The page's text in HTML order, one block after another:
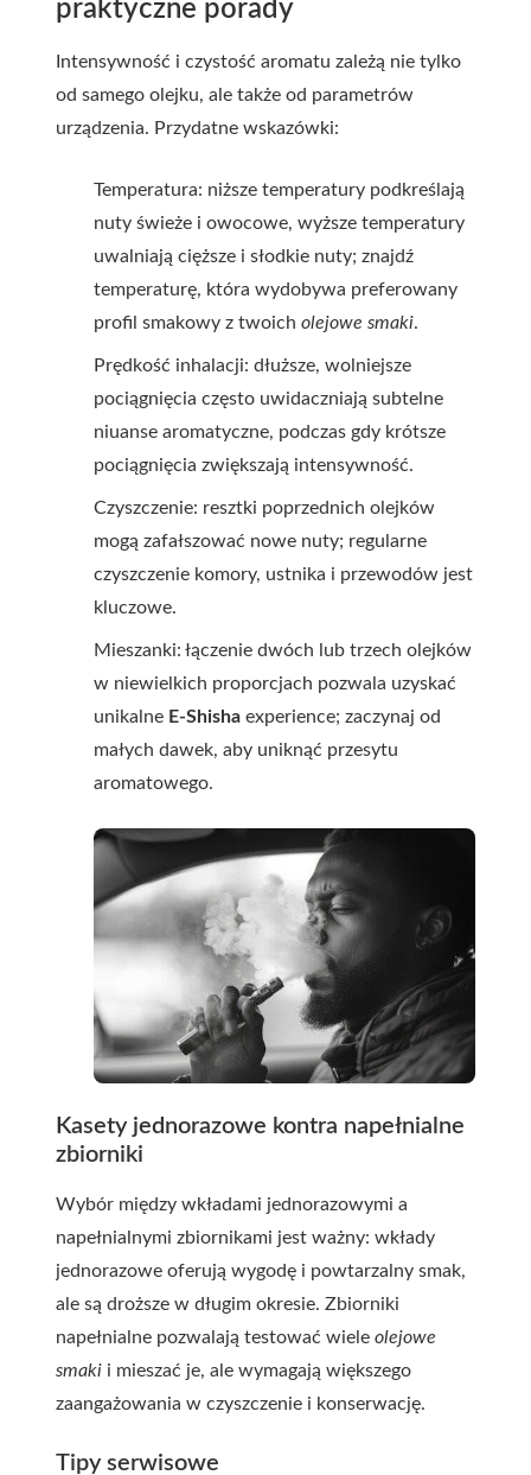
praktyczne porady
Intensywność i czystość aromatu zależą nie tylko
od samego olejku, ale także od parametrów
urządzenia. Przydatne wskazówki:
Temperatura: niższe temperatury podkreślają
nuty świeże i owocowe, wyższe temperatury
uwalniają cięższe i słodkie nuty; znajdź
temperaturę, która wydobywa preferowany
profil smakowy z twoich olejowe smaki.
Prędkość inhalacji: dłuższe, wolniejsze
pociągnięcia często uwidaczniają subtelne
niuanse aromatyczne, podczas gdy krótsze
pociągnięcia zwiększają intensywność.
Czyszczenie: resztki poprzednich olejków
mogą zafałszować nowe nuty; regularne
czyszczenie komory, ustnika i przewodów jest
kluczowe.
Mieszanki: łączenie dwóch lub trzech olejków
w niewielkich proporcjach pozwala uzyskać
unikalne E-Shisha experience; zaczynaj od
małych dawek, aby uniknąć przesytu
aromatowego.
Kasety jednorazowe kontra napełnialne
zbiorniki
Wybór między wkładami jednorazowymi a
napełnialnymi zbiornikami jest ważny: wkłady
jednorazowe oferują wygodę i powtarzalny smak,
ale są droższe w długim okresie. Zbiorniki
napełnialne pozwalają testować wiele olejowe
smaki i mieszać je, ale wymagają większego
zaangażowania w czyszczenie i konserwację.
Tipy serwisowe